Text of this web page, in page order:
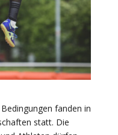
fanden in
statt. Die